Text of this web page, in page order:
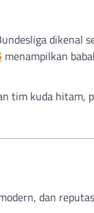
dikenal
menampilkan
tim kuda hitam,
dan